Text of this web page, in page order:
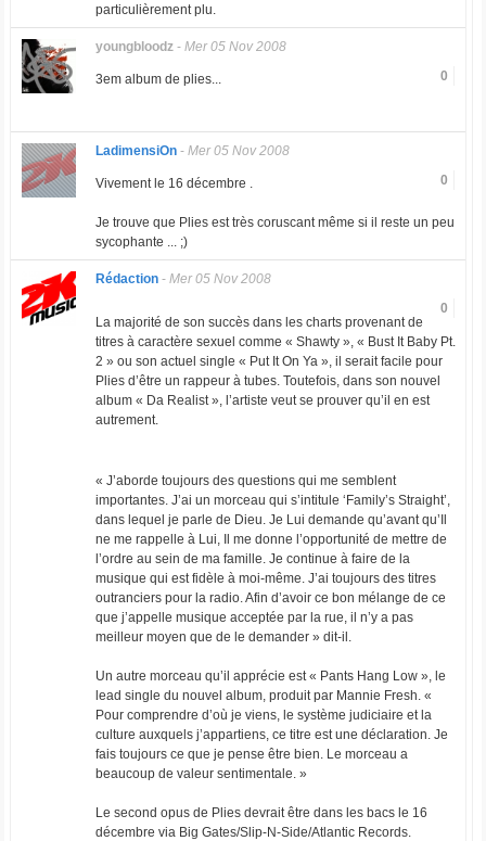
particulièrement plu.
youngbloodz- Mer 05 Nov 2008
0
3em album de plies...
LadimensiOn- Mer 05 Nov 2008
0
Vivement le 16 décembre .
Je trouve que Plies est très coruscant même si il reste un peu
sycophante ... ;)
Rédaction- Mer 05 Nov 2008
0
La majorité de son succès dans les charts provenant de
titres à caractère sexuel comme « Shawty », « Bust It Baby Pt.
2 » ou son actuel single « Put It On Ya », il serait facile pour
Plies d’être un rappeur à tubes. Toutefois, dans son nouvel
album « Da Realist », l’artiste veut se prouver qu’il en est
autrement.
« J’aborde toujours des questions qui me semblent
importantes. J’ai un morceau qui s’intitule ‘Family’s Straight’,
dans lequel je parle de Dieu. Je Lui demande qu’avant qu’Il
ne me rappelle à Lui, Il me donne l’opportunité de mettre de
l’ordre au sein de ma famille. Je continue à faire de la
musique qui est fidèle à moi-même. J’ai toujours des titres
outranciers pour la radio. Afin d’avoir ce bon mélange de ce
que j’appelle musique acceptée par la rue, il n’y a pas
meilleur moyen que de le demander » dit-il.
Un autre morceau qu’il apprécie est « Pants Hang Low », le
lead single du nouvel album, produit par Mannie Fresh. «
Pour comprendre d’où je viens, le système judiciaire et la
culture auxquels j’appartiens, ce titre est une déclaration. Je
fais toujours ce que je pense être bien. Le morceau a
beaucoup de valeur sentimentale. »
Le second opus de Plies devrait être dans les bacs le 16
décembre via Big Gates/Slip-N-Side/Atlantic Records.